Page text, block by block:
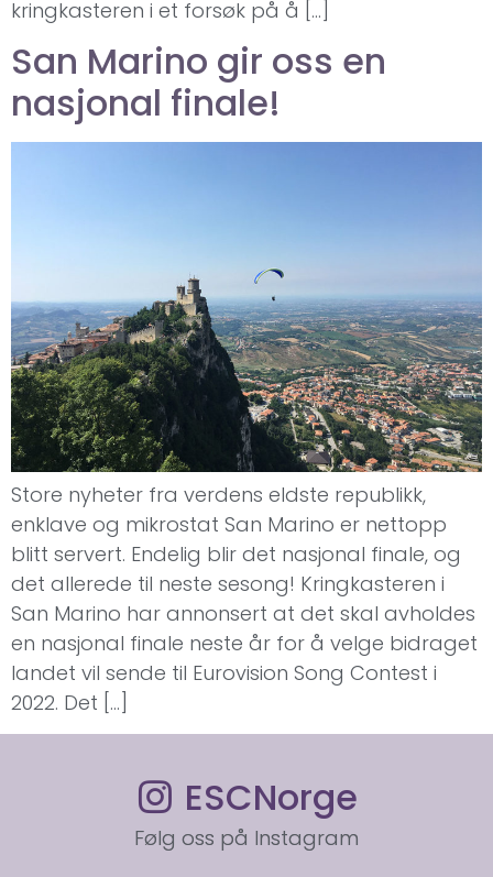
kringkasteren i et forsøk på å […]
San Marino gir oss en
nasjonal finale!
Store nyheter fra verdens eldste republikk,
enklave og mikrostat San Marino er nettopp
blitt servert. Endelig blir det nasjonal finale, og
det allerede til neste sesong! Kringkasteren i
San Marino har annonsert at det skal avholdes
en nasjonal finale neste år for å velge bidraget
landet vil sende til Eurovision Song Contest i
2022. Det […]
ESCNorge
Følg oss på Instagram